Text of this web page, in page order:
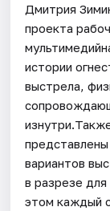
Дмитрия
проекта
истории
выстрела,
вариантов
в разрезе
этом каждый